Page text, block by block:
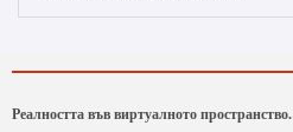
Реалността във виртуалното пространство.